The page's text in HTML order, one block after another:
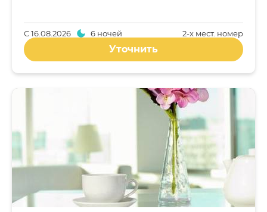
2-x мест. номер
С16.08.2026 6 ночей
Уточнить